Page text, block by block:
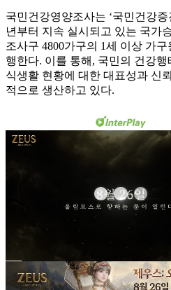
국민건강영양조사는 ‘국민건강
년부터 지속 실시되고 있는 국가
조사구 4800가구의 1세 이상 가
행한다. 이를 통해, 국민의 건강
식생활 현황에 대한 대표성과 신
적으로 생산하고 있다.